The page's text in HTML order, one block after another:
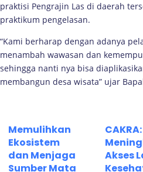
praktisi Pengrajin Las di daerah
praktikum pengelasan.
“Kami berharap dengan adanya
menambah wawasan dan
sehingga nanti nya bisa
membangun desa wisata” ujar
Memulihkan
Ekosistem
dan Menjaga
Sumber Mata
CAKRA:
Akses